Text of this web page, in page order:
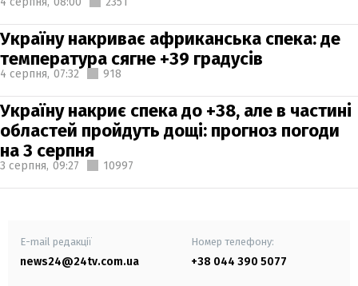
Україну накриває африканська спека: де
температура сягне +39 градусів
4 серпня, 07:32 918
Україну накриє спека до +38, але в частині
областей пройдуть дощі: прогноз погоди
на 3 серпня
3 серпня, 09:27 10997
E-mail редакції
news24@24tv.com.ua
Номер телефону:
+38 044 390 5077